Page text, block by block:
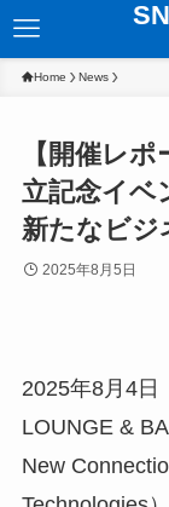
Home News
【開催レ
立記念イベ
新たなビジ
2025年8月5日
2025年8月4日
LOUNGE &
New